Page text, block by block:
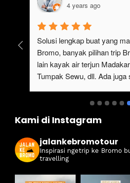
4 years ago
Solusi lengkap buat yang
Bromo, banyak pilihan trip
lain kayak air terjun
Tumpak Sewu, dll. Ada juga
Kami di Instagram
jalankebromotour
Inspirasi ngetrip ke Bromo
travelling